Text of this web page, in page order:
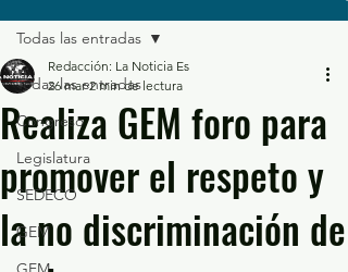
Todas las entradas
Congreso
Legislatura
SEDECO
GEM
Todas las entradas
Realiza GEM foro para
promover el respeto y
la no discriminación de
Redacción: La Noticia Es
26 mar 2 min de lectura